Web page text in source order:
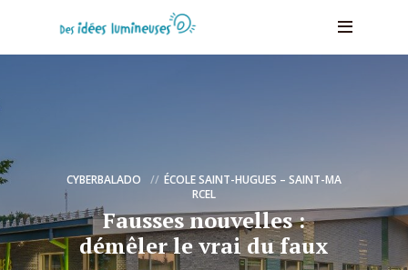
CYBERBALADO
ÉCOLE SAINT-HUGUES – SAINT-MA
RCEL
Fausses nouvelles :
démêler le vrai du faux